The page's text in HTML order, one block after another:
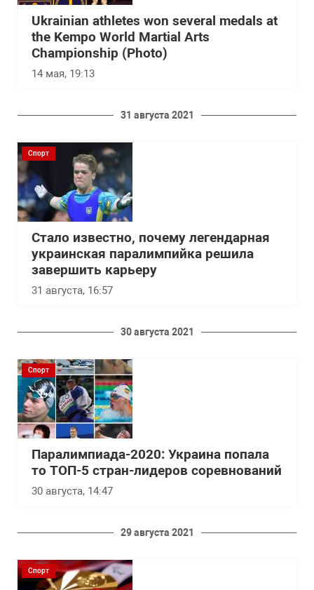
Ukrainian athletes won several medals at
the Kempo World Martial Arts
Championship (Photo)
14 мая, 19:13
31 августа 2021
Спорт
Стало известно, почему легендарная
украинская паралимпийка решила
завершить карьеру
31 августа, 16:57
30 августа 2021
Спорт
Паралимпиада-2020: Украина попала
то ТОП-5 стран-лидеров соревнований
30 августа, 14:47
29 августа 2021
Спорт